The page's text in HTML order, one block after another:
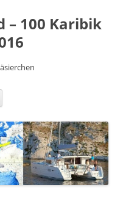
– 100 Karibik